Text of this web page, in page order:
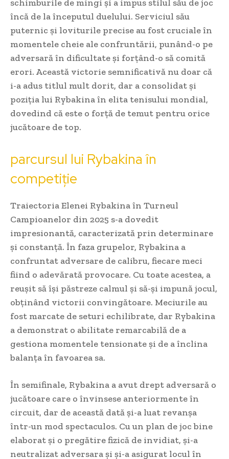
schimburile de mingi și a impus stilul său de joc
încă de la începutul duelului. Serviciul său
puternic și loviturile precise au fost cruciale în
momentele cheie ale confruntării, punând-o pe
adversară în dificultate și forțând-o să comită
erori. Această victorie semnificativă nu doar că
i-a adus titlul mult dorit, dar a consolidat și
poziția lui Rybakina în elita tenisului mondial,
dovedind că este o forță de temut pentru orice
jucătoare de top.
parcursul lui Rybakina în
competiție
Traiectoria Elenei Rybakina în Turneul
Campioanelor din 2025 s-a dovedit
impresionantă, caracterizată prin determinare
și constanță. În faza grupelor, Rybakina a
confruntat adversare de calibru, fiecare meci
fiind o adevărată provocare. Cu toate acestea, a
reușit să își păstreze calmul și să-și impună jocul,
obținând victorii convingătoare. Meciurile au
fost marcate de seturi echilibrate, dar Rybakina
a demonstrat o abilitate remarcabilă de a
gestiona momentele tensionate și de a înclina
balanța în favoarea sa.
În semifinale, Rybakina a avut drept adversară o
jucătoare care o învinsese anteriormente în
circuit, dar de această dată și-a luat revanșa
într-un mod spectaculos. Cu un plan de joc bine
elaborat și o pregătire fizică de invidiat, și-a
neutralizat adversara și și-a asigurat locul în